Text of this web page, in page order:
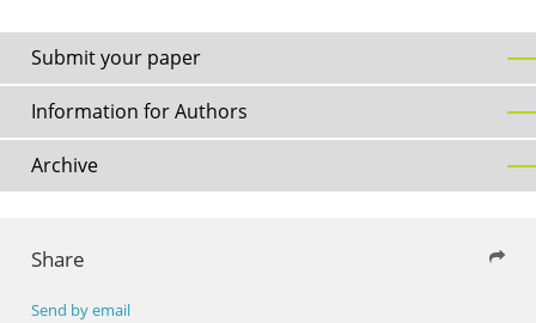
Submit your paper
Information for Authors
Archive
Share
Send by email